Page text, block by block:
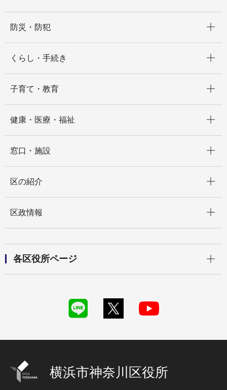
防災・防犯
くらし・手続き
子育て・教育
健康・医療・福祉
窓口・施設
区の紹介
区政情報
各区役所ページ
横浜市神奈川区役所